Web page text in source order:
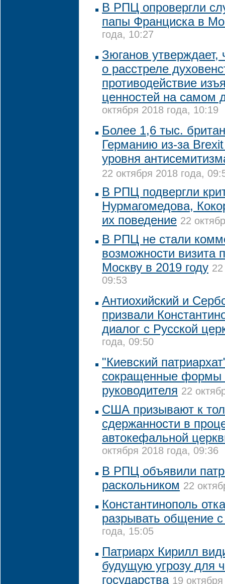
В РПЦ опровергли
папы Франциска в
года, 10:27
Зюганов
о расстреле
противодействие
ценностей на самом
октября 2018 года, 10:19
Более 1,6 тыс.
Германию из-за
уровня
22 октября 2018 года,
В РПЦ подвергли
Нурмагомедова,
их поведение 22
В РПЦ не стали
возможности визита
Москву в 2019 году
09:53
Антиохийский и
призвали
диалог с Русской
года, 09:50
"Киевский
сокращенные формы
руководителя 22
США призывают к
сдержанности в
автокефальной
октября 2018 года, 09:36
В РПЦ объявили
раскольником 22
Константинополь
разрывать общение
года, 15:05
Патриарх Кирилл
будущую угрозу для
государства 19